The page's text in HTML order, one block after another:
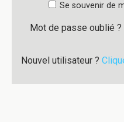
Se souvenir de
Mot de passe oublié ?
Nouvel utilisateur ?